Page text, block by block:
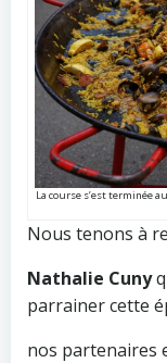
La course s’est terminée
Nous tenons à
Nathalie Cuny
parrainer cette
nos partenaires